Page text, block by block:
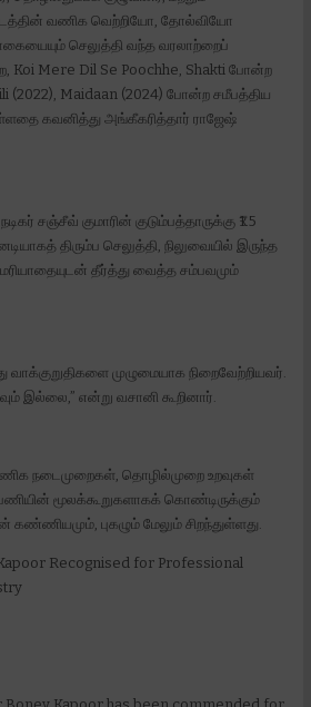
வணிக வெற்றியோ, தோல்வியோ
செலுத்தி வந்த வரலாற்றைப்
Koi Mere Dil Se Poochhe, Shakti போன்ற
(2022), Maidaan (2024) போன்ற சமீபத்திய
கவனித்து அங்கீகரித்தார் ராஜேஷ்
சஞ்சீவ் குமாரின் குடும்பத்தாருக்கு ₹1.5
திரும்ப செலுத்தி, நிலுவையில் இருந்த
தீர்த்து வைத்த சம்பவமும்
வாக்குறுதிகளை முழுமையாக நிறைவேற்றியவர்.
இல்லை,” என்று வசானி கூறினார்.
நடைமுறைகள், தொழில்முறை உறவுகள்
மூலக்கூறுகளாகக் கொண்டிருக்கும்
கண்ணியமும், புகழும் மேலும் சிறந்துள்ளது.
Recognised for Professional